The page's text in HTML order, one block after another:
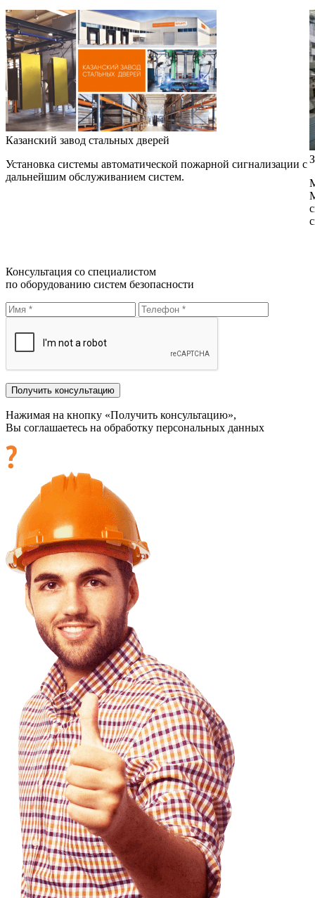
Казанский завод стальных дверей
Установка системы автоматической пожарной сигнализации с
дальнейшим обслуживанием систем.
Консультация со специалистом
по оборудованию систем безопасности
Нажимая на кнопку «Получить консультацию»,
Вы соглашаетесь на обработку персональных данных